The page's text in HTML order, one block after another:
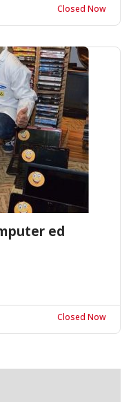
Closed Now
ed
Closed Now